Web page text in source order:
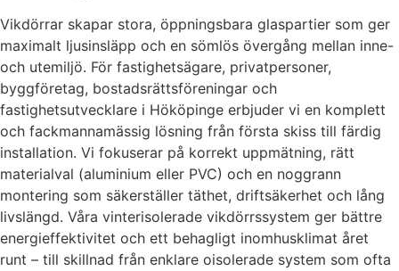
Vikdörrar skapar stora, öppningsbara glaspartier som ger
maximalt ljusinsläpp och en sömlös övergång mellan inne-
och utemiljö. För fastighetsägare, privatpersoner,
byggföretag, bostadsrättsföreningar och
fastighetsutvecklare i Hököpinge erbjuder vi en komplett
och fackmannamässig lösning från första skiss till färdig
installation. Vi fokuserar på korrekt uppmätning, rätt
materialval (aluminium eller PVC) och en noggrann
montering som säkerställer täthet, driftsäkerhet och lång
livslängd. Våra vinterisolerade vikdörrssystem ger bättre
energieffektivitet och ett behagligt inomhusklimat året
runt – till skillnad från enklare oisolerade system som ofta